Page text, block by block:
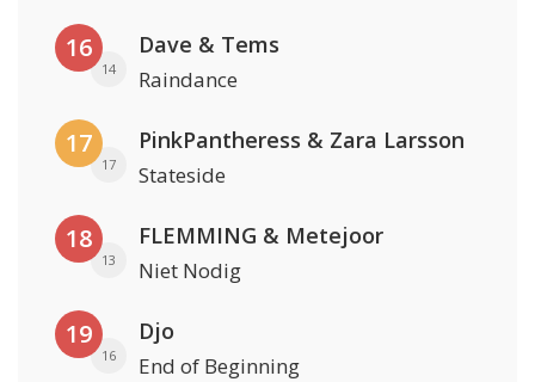
16
14
Dave & Tems
Raindance
17
17
PinkPantheress & Zara Larsson
Stateside
18
13
FLEMMING & Metejoor
Niet Nodig
19
16
Djo
End of Beginning